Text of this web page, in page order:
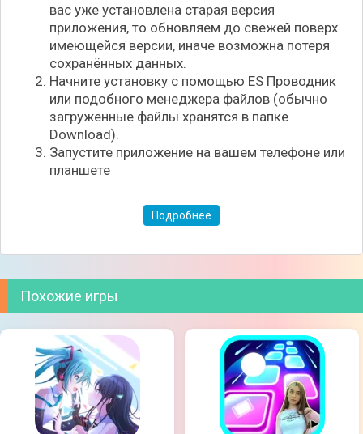
успеть следить. Также и монстров будет больше,
обладающие уникальной внешностью, их в целом
можно будет открыть до 26 видов. Графика в игре
уникальная, способная вместе с озвучкой и
музыкой погрузить в свой мир.
Особенности игры:
Десятки уникальных уровней;
Успокаивающий геймплей с ритмичной
музыкой;
Простое управление.
вас уже установлена старая версия
приложения, то обновляем до свежей поверх
имеющейся версии, иначе возможна потеря
сохранённых данных.
Начните установку с помощью ES Проводник
или подобного менеджера файлов (обычно
загруженные файлы хранятся в папке
Download).
Запустите приложение на вашем телефоне или
планшете
Подробнее
Похожие игры